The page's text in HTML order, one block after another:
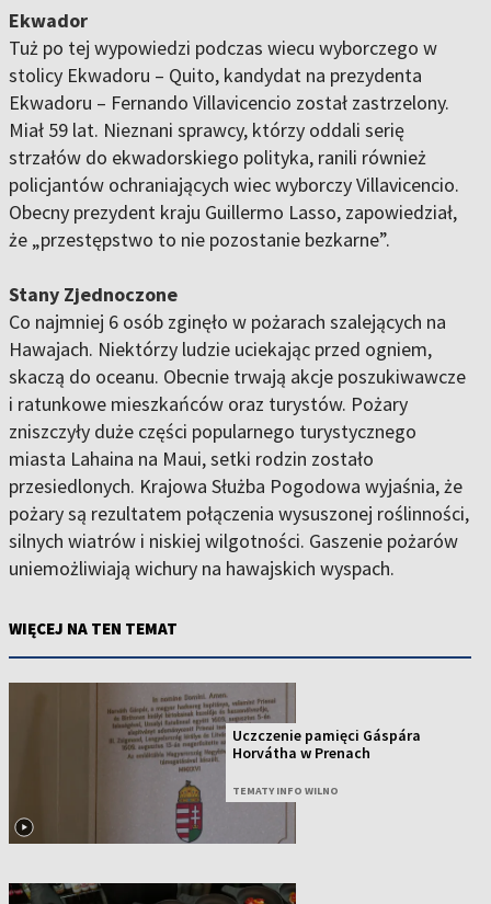
Ekwador
Tuż po tej wypowiedzi podczas wiecu wyborczego w
stolicy Ekwadoru – Quito, kandydat na prezydenta
Ekwadoru – Fernando Villavicencio został zastrzelony.
Miał 59 lat. Nieznani sprawcy, którzy oddali serię
strzałów do ekwadorskiego polityka, ranili również
policjantów ochraniających wiec wyborczy Villavicencio.
Obecny prezydent kraju Guillermo Lasso, zapowiedział,
że „przestępstwo to nie pozostanie bezkarne”.
Stany Zjednoczone
Co najmniej 6 osób zginęło w pożarach szalejących na
Hawajach. Niektórzy ludzie uciekając przed ogniem,
skaczą do oceanu. Obecnie trwają akcje poszukiwawcze
i ratunkowe mieszkańców oraz turystów. Pożary
zniszczyły duże części popularnego turystycznego
miasta Lahaina na Maui, setki rodzin zostało
przesiedlonych. Krajowa Służba Pogodowa wyjaśnia, że
pożary są rezultatem połączenia wysuszonej roślinności,
silnych wiatrów i niskiej wilgotności. Gaszenie pożarów
uniemożliwiają wichury na hawajskich wyspach.
WIĘCEJ NA TEN TEMAT
Uczczenie pamięci Gáspára
Horvátha w Prenach
TEMATY INFO WILNO